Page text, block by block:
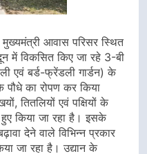
मुख्यमंत्री आवास परिसर स्थित
में विकसित किए जा रहे 3-बी
एवं बर्ड-फ्रेंडली गार्डन) के
पौधे का रोपण कर किया
तितलियों एवं पक्षियों के
किया जा रहा है। इसके
देने वाले विभिन्न प्रकार
जा रहा है। उद्यान के